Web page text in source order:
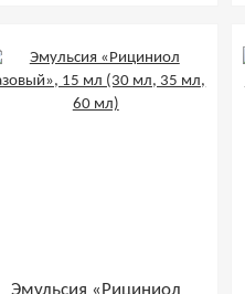
Эмульсия «Рициниол